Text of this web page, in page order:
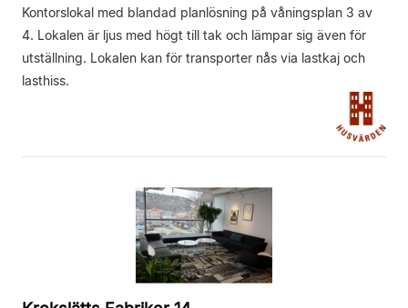
Kontorslokal med blandad planlösning på våningsplan 3 av
4. Lokalen är ljus med högt till tak och lämpar sig även för
utställning. Lokalen kan för transporter nås via lastkaj och
lasthiss.